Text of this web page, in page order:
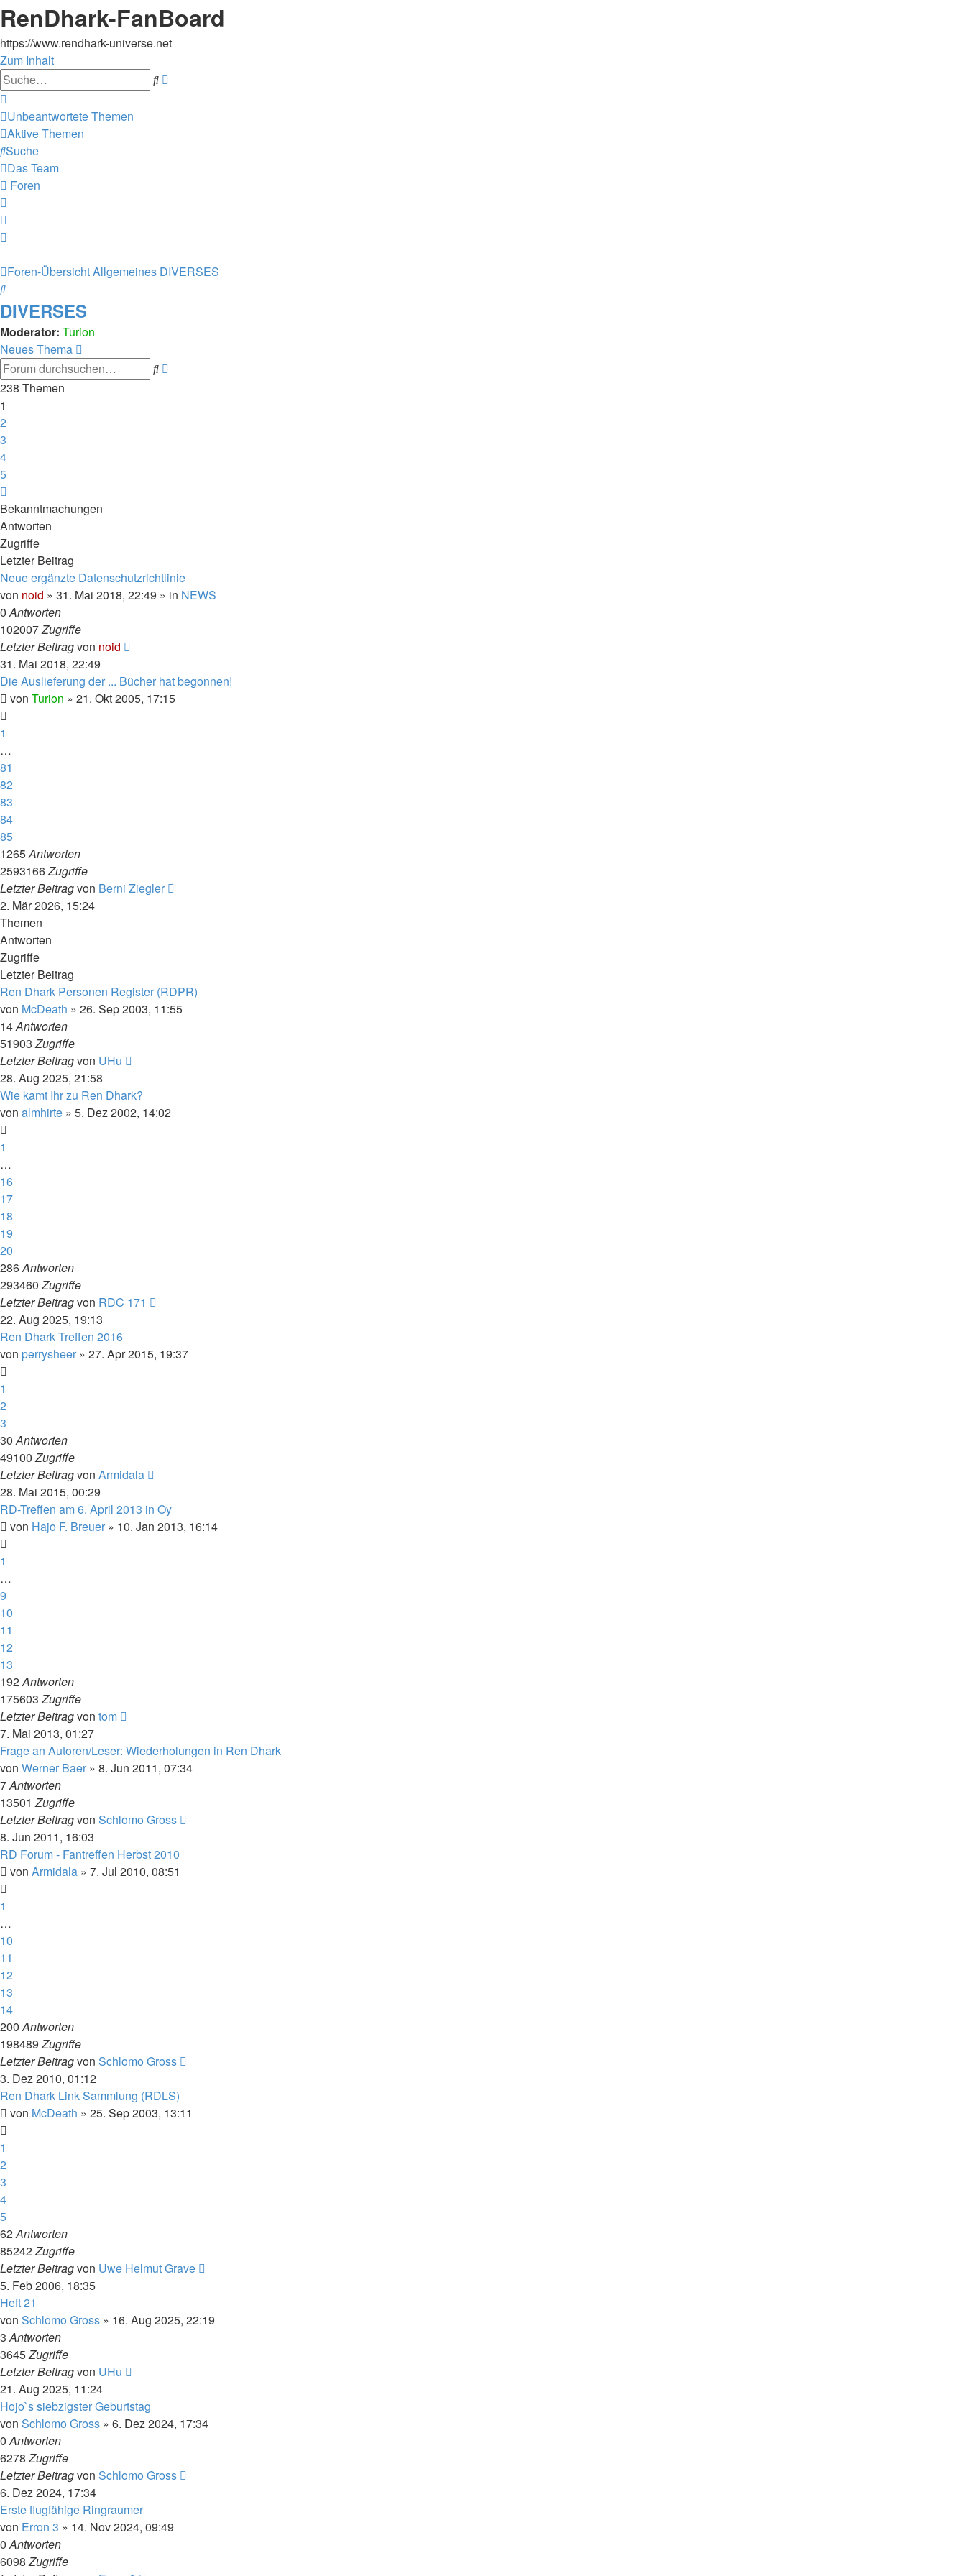
RenDhark-FanBoard
https://www.rendhark-universe.net
Zum Inhalt
Suche
Unbeantwortete Themen
Aktive Themen
Suche
Das Team
Foren
Foren-ÜbersichtAllgemeines DIVERSES
Suche
DIVERSES
Moderator: Turion
Neues Thema
Suche
238 Themen
1
2
3
4
5
Bekanntmachungen
Antworten
Zugriffe
Letzter Beitrag
Neue ergänzte Datenschutzrichtlinie
von noid » 31. Mai 2018, 22:49 » in NEWS
0Antworten
102007Zugriffe
Letzter Beitragvon noid
31. Mai 2018, 22:49
Die Auslieferung der ... Bücher hat begonnen!
von Turion » 21. Okt 2005, 17:15
1
…
81
82
83
84
85
1265Antworten
2593166Zugriffe
Letzter Beitragvon Berni Ziegler
2. Mär 2026, 15:24
Themen
Antworten
Zugriffe
Letzter Beitrag
Ren Dhark Personen Register (RDPR)
von McDeath » 26. Sep 2003, 11:55
14Antworten
51903Zugriffe
Letzter Beitragvon UHu
28. Aug 2025, 21:58
Wie kamt Ihr zu Ren Dhark?
von almhirte » 5. Dez 2002, 14:02
1
…
16
17
18
19
20
286Antworten
293460Zugriffe
Letzter Beitragvon RDC 171
22. Aug 2025, 19:13
Ren Dhark Treffen 2016
von perrysheer » 27. Apr 2015, 19:37
1
2
3
30Antworten
49100Zugriffe
Letzter Beitragvon Armidala
28. Mai 2015, 00:29
RD-Treffen am 6. April 2013 in Oy
von Hajo F. Breuer » 10. Jan 2013, 16:14
1
…
9
10
11
12
13
192Antworten
175603Zugriffe
Letzter Beitragvon tom
7. Mai 2013, 01:27
Frage an Autoren/Leser: Wiederholungen in Ren Dhark
von Werner Baer » 8. Jun 2011, 07:34
7Antworten
13501Zugriffe
Letzter Beitragvon Schlomo Gross
8. Jun 2011, 16:03
RD Forum - Fantreffen Herbst 2010
von Armidala » 7. Jul 2010, 08:51
1
…
10
11
12
13
14
200Antworten
198489Zugriffe
Letzter Beitragvon Schlomo Gross
3. Dez 2010, 01:12
Ren Dhark Link Sammlung (RDLS)
von McDeath » 25. Sep 2003, 13:11
1
2
3
4
5
62Antworten
85242Zugriffe
Letzter Beitragvon Uwe Helmut Grave
5. Feb 2006, 18:35
Heft 21
von Schlomo Gross » 16. Aug 2025, 22:19
3Antworten
3645Zugriffe
Letzter Beitragvon UHu
21. Aug 2025, 11:24
Hojo`s siebzigster Geburtstag
von Schlomo Gross » 6. Dez 2024, 17:34
0Antworten
6278Zugriffe
Letzter Beitragvon Schlomo Gross
6. Dez 2024, 17:34
Erste flugfähige Ringraumer
von Erron 3 » 14. Nov 2024, 09:49
0Antworten
6098Zugriffe